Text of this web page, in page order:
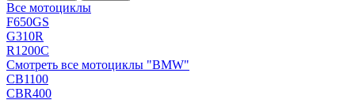
Все мотоциклы
F650GS
G310R
R1200C
Смотреть все мотоциклы "BMW"
CB1100
CBR400